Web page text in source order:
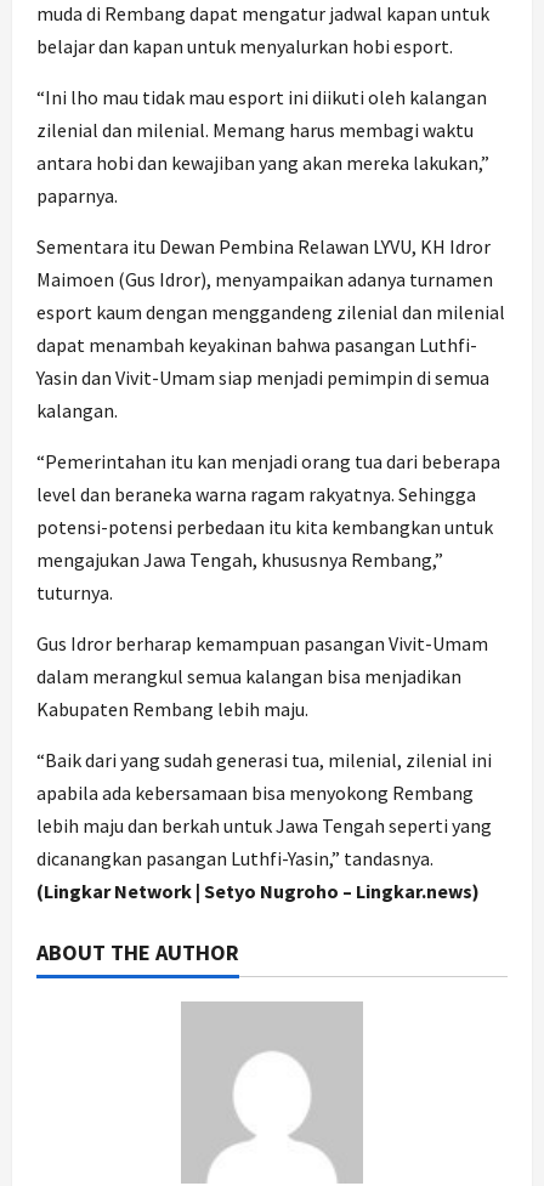
muda di Rembang dapat mengatur jadwal kapan untuk
belajar dan kapan untuk menyalurkan hobi esport.
“Ini lho mau tidak mau esport ini diikuti oleh kalangan
zilenial dan milenial. Memang harus membagi waktu
antara hobi dan kewajiban yang akan mereka lakukan,”
paparnya.
Sementara itu Dewan Pembina Relawan LYVU, KH Idror
Maimoen (Gus Idror), menyampaikan adanya turnamen
esport kaum dengan menggandeng zilenial dan milenial
dapat menambah keyakinan bahwa pasangan Luthfi-
Yasin dan Vivit-Umam siap menjadi pemimpin di semua
kalangan.
“Pemerintahan itu kan menjadi orang tua dari beberapa
level dan beraneka warna ragam rakyatnya. Sehingga
potensi-potensi perbedaan itu kita kembangkan untuk
mengajukan Jawa Tengah, khususnya Rembang,”
tuturnya.
Gus Idror berharap kemampuan pasangan Vivit-Umam
dalam merangkul semua kalangan bisa menjadikan
Kabupaten Rembang lebih maju.
“Baik dari yang sudah generasi tua, milenial, zilenial ini
apabila ada kebersamaan bisa menyokong Rembang
lebih maju dan berkah untuk Jawa Tengah seperti yang
dicanangkan pasangan Luthfi-Yasin,” tandasnya.
(Lingkar Network | Setyo Nugroho – Lingkar.news)
ABOUT THE AUTHOR